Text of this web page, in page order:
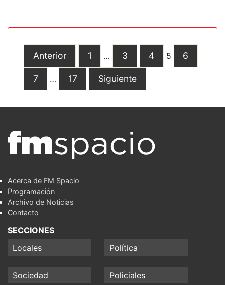
Anterior 1 … 3 4 5 6
7 … 17 Siguiente
Acerca de FM Spacio
Programación
Archivo de Noticias
Contacto
SECCIONES
Locales
Política
Sociedad Policiales